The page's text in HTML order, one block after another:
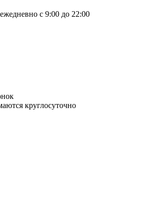
с 9:00 до 22:00
круглосуточно